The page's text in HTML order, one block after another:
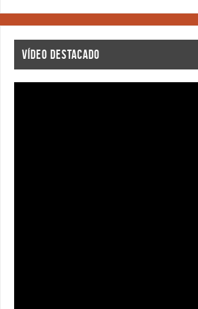
VÍDEO DESTACADO